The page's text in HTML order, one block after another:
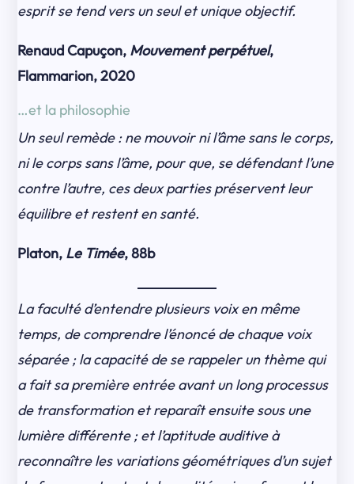
esprit se tend vers un seul et unique objectif.
Renaud Capuçon, Mouvement perpétuel,
Flammarion, 2020
…et la philosophie
Un seul remède : ne mouvoir ni l’âme sans le corps,
ni le corps sans l’âme, pour que, se défendant l’une
contre l’autre, ces deux parties préservent leur
équilibre et restent en santé.
Platon, Le Timée, 88b
La faculté d’entendre plusieurs voix en même
temps, de comprendre l’énoncé de chaque voix
séparée ; la capacité de se rappeler un thème qui
a fait sa première entrée avant un long processus
de transformation et reparaît ensuite sous une
lumière différente ; et l’aptitude auditive à
reconnaître les variations géométriques d’un sujet